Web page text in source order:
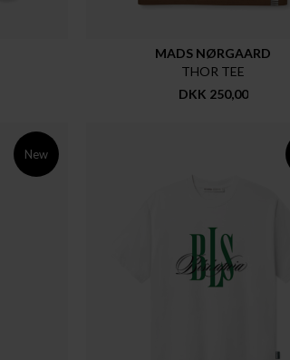
MADS NØRGAARD
THOR TEE
DKK 250,00
New